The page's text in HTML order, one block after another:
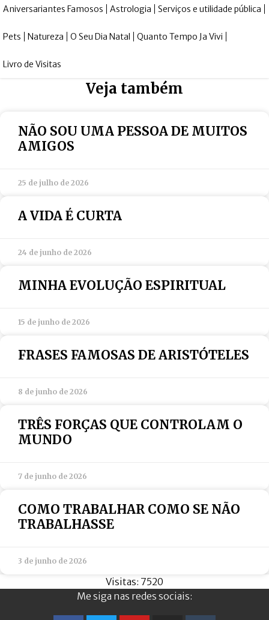
Aniversariantes Famosos Astrologia Serviços e utilidade pública
Pets Natureza O Seu Dia Natal Quanto Tempo Ja Vivi
Livro de Visitas
Veja também
NÃO SOU UMA PESSOA DE MUITOS
AMIGOS
25 de julho de 2026
A VIDA É CURTA
24 de junho de 2026
MINHA EVOLUÇÃO ESPIRITUAL
15 de junho de 2026
FRASES FAMOSAS DE ARISTÓTELES
8 de junho de 2026
TRÊS FORÇAS QUE CONTROLAM O
MUNDO
7 de junho de 2026
COMO TRABALHAR COMO SE NÃO
TRABALHASSE
3 de junho de 2026
Visitas: 7520
Me siga nas redes sociais: